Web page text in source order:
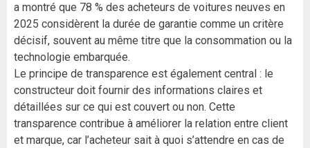
a montré que 78 % des acheteurs de voitures neuves en
2025 considèrent la durée de garantie comme un critère
décisif, souvent au même titre que la consommation ou la
technologie embarquée.
Le principe de transparence est également central : le
constructeur doit fournir des informations claires et
détaillées sur ce qui est couvert ou non. Cette
transparence contribue à améliorer la relation entre client
et marque, car l’acheteur sait à quoi s’attendre en cas de